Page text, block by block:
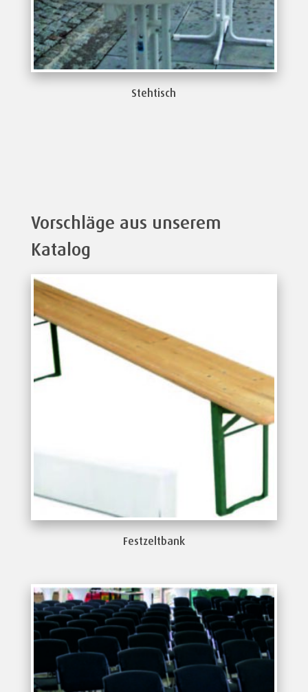
Stehtisch
Vorschläge aus unserem
Katalog
Festzeltbank